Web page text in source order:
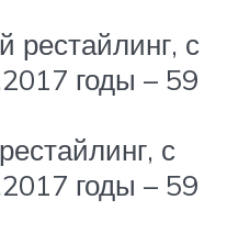
рестайлинг, с
годы – 59
с
годы – 59